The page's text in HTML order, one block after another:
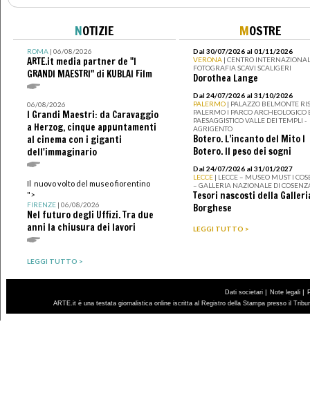
NOTIZIE
ROMA| 06/08/2026
ARTE.it media partner de "I
GRANDI MAESTRI" di KUBLAI Film
06/08/2026
I Grandi Maestri: da Caravaggio
a Herzog, cinque appuntamenti
al cinema con i giganti
dell'immaginario
Il nuovo volto del museo fiorentino
">
FIRENZE| 06/08/2026
Nel futuro degli Uffizi. Tra due
anni la chiusura dei lavori
LEGGI TUTTO >
MOSTRE
Dal 30/07/2026 al 01/11/2026
VERONA | CENTRO
FOTOGRAFIA SCAVI SCALIGERI
Dorothea Lange
Dal 24/07/2026 al 31/10/2026
PALERMO | PALAZZO BELMONTE
PALERMO I PARCO ARCHEOLOGICO
PAESAGGISTICO VALLE DEI TEMPLI -
AGRIGENTO
Botero. L’incanto del Mito I
Botero. Il peso dei sogni
Dal 24/07/2026 al 31/01/2027
LECCE | LECCE – MUSEO MUST I
– GALLERIA NAZIONALE DI
Tesori nascosti della
Borghese
LEGGI TUTTO >
Dati societari | Note legali |
ARTE.it è una testata giornalistica online iscritta al Registro della Stampa presso il